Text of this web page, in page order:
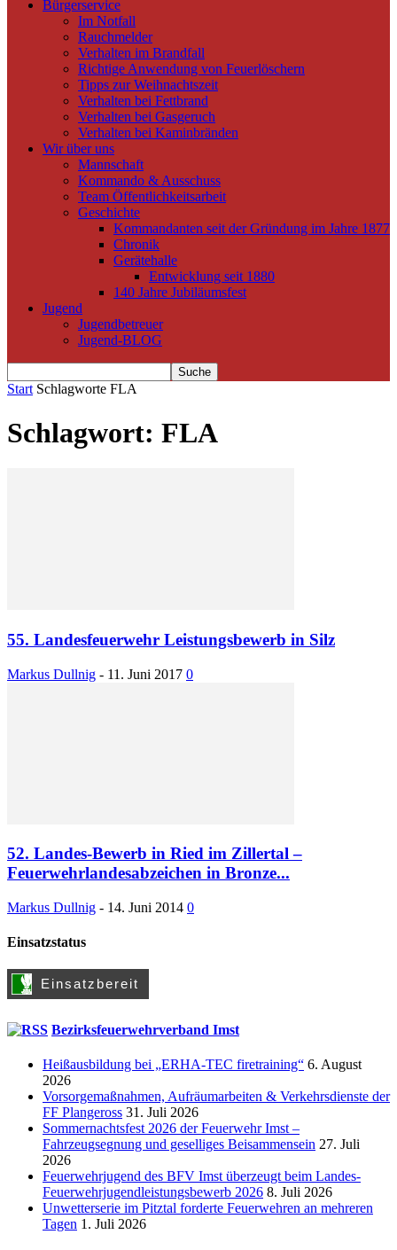
Bürgerservice
Im Notfall
Rauchmelder
Verhalten im Brandfall
Richtige Anwendung von Feuerlöschern
Tipps zur Weihnachtszeit
Verhalten bei Fettbrand
Verhalten bei Gasgeruch
Verhalten bei Kaminbränden
Wir über uns
Mannschaft
Kommando & Ausschuss
Team Öffentlichkeitsarbeit
Geschichte
Kommandanten seit der Gründung im Jahre 1877
Chronik
Gerätehalle
Entwicklung seit 1880
140 Jahre Jubiläumsfest
Jugend
Jugendbetreuer
Jugend-BLOG
Start Schlagworte FLA
Schlagwort: FLA
55. Landesfeuerwehr Leistungsbewerb in Silz
Markus Dullnig - 11. Juni 2017 0
52. Landes-Bewerb in Ried im Zillertal –
Feuerwehrlandesabzeichen in Bronze...
Markus Dullnig - 14. Juni 2014 0
Einsatzstatus
Bezirksfeuerwehrverband Imst
Heißausbildung bei „ERHA-TEC firetraining“ 6. August
2026
Vorsorgemaßnahmen, Aufräumarbeiten & Verkehrsdienste der
FF Plangeross 31. Juli 2026
Sommernachtsfest 2026 der Feuerwehr Imst –
Fahrzeugsegnung und geselliges Beisammensein 27. Juli
2026
Feuerwehrjugend des BFV Imst überzeugt beim Landes-
Feuerwehrjugendleistungsbewerb 2026 8. Juli 2026
Unwetterserie im Pitztal forderte Feuerwehren an mehreren
Tagen 1. Juli 2026